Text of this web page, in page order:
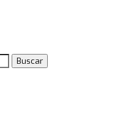
Buscar